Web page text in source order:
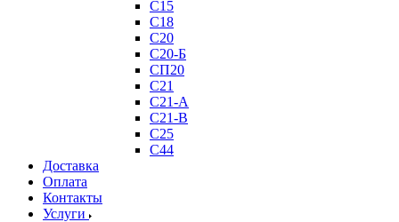
С15
С18
С20
С20-Б
СП20
С21
С21-А
С21-В
С25
С44
Доставка
Оплата
Контакты
Услуги